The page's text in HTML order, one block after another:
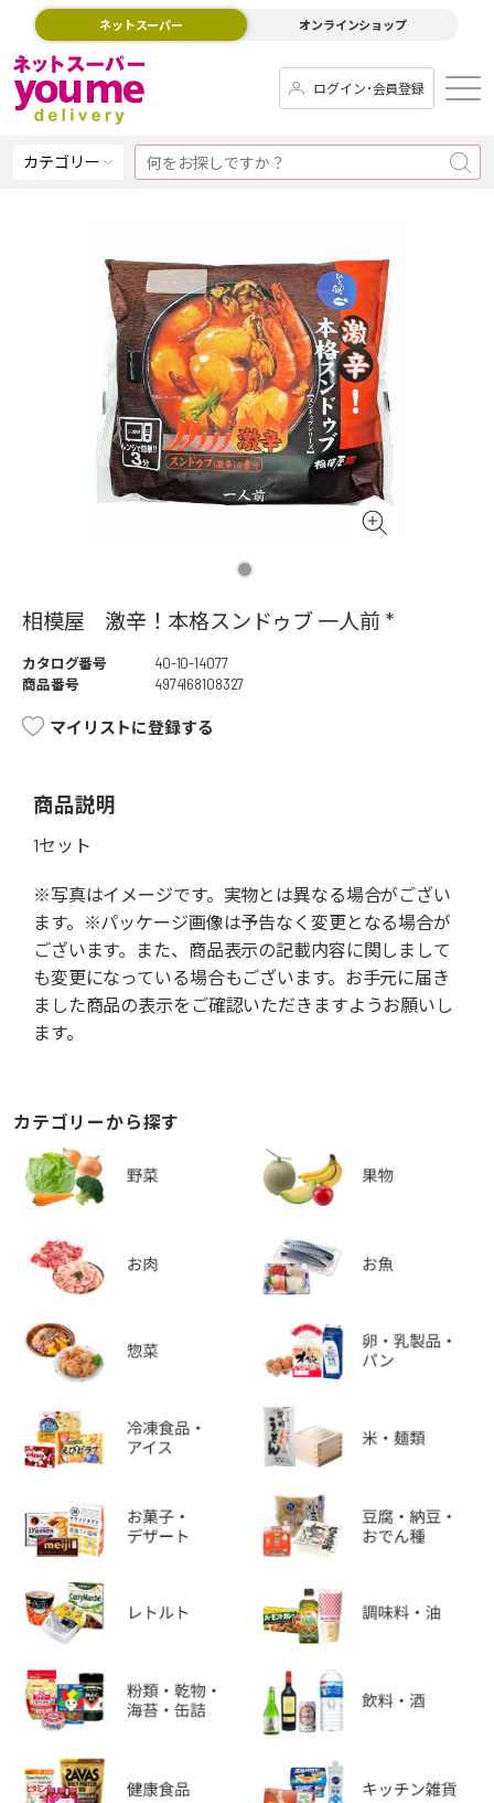
ネットスーパー オンラインショップ
ログイン･会員登録
カテゴリー
相模屋 激辛！本格スンドゥブ 一人前 *
カタログ番号
40-10-14077
商品番号
4974168108327
マイリストに登録する
商品説明
1セット
※写真はイメージです。実物とは異なる場合がござい
ます。※パッケージ画像は予告なく変更となる場合が
ございます。また、商品表示の記載内容に関しまして
も変更になっている場合もございます。お手元に届き
ました商品の表示をご確認いただきますようお願いし
ます。
カテゴリーから探す